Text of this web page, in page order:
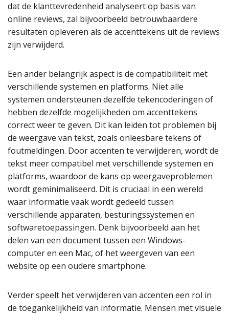
dat de klanttevredenheid analyseert op basis van
online reviews, zal bijvoorbeeld betrouwbaardere
resultaten opleveren als de accenttekens uit de reviews
zijn verwijderd.
Een ander belangrijk aspect is de compatibiliteit met
verschillende systemen en platforms. Niet alle
systemen ondersteunen dezelfde tekencoderingen of
hebben dezelfde mogelijkheden om accenttekens
correct weer te geven. Dit kan leiden tot problemen bij
de weergave van tekst, zoals onleesbare tekens of
foutmeldingen. Door accenten te verwijderen, wordt de
tekst meer compatibel met verschillende systemen en
platforms, waardoor de kans op weergaveproblemen
wordt geminimaliseerd. Dit is cruciaal in een wereld
waar informatie vaak wordt gedeeld tussen
verschillende apparaten, besturingssystemen en
softwaretoepassingen. Denk bijvoorbeeld aan het
delen van een document tussen een Windows-
computer en een Mac, of het weergeven van een
website op een oudere smartphone.
Verder speelt het verwijderen van accenten een rol in
de toegankelijkheid van informatie. Mensen met visuele